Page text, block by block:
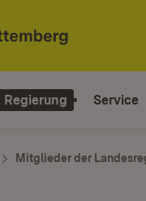
Regierung Service
Mitglieder der